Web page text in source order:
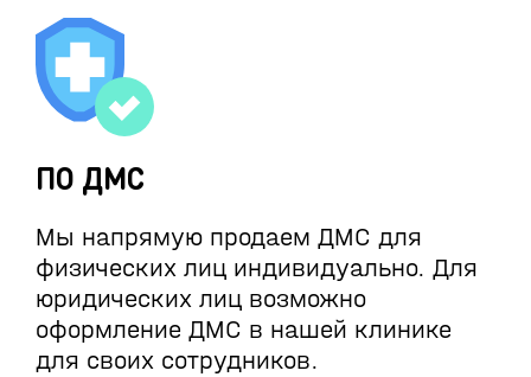
ПО ДМС
Мы напрямую продаем ДМС для
физических лиц индивидуально. Для
юридических лиц возможно
оформление ДМС в нашей клинике
для своих сотрудников.